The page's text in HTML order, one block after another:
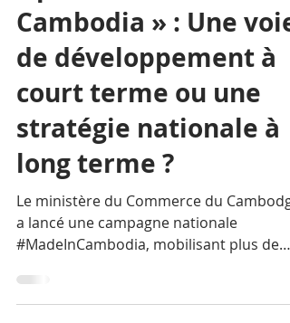
Opinion : « Made in
Cambodia » : Une voie
de développement à
court terme ou une
stratégie nationale à
long terme ?
Le ministère du Commerce du Cambodge
a lancé une campagne nationale
#MadeInCambodia, mobilisant plus de